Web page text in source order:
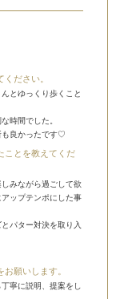
ださい。
とゆっくり歩くこと
時間でした。
も良かったです♡
ことを教えてくだ
みながら過ごして欲
ップテンポにした事
パター対決を取り入
願いします。
寧に説明、提案をし